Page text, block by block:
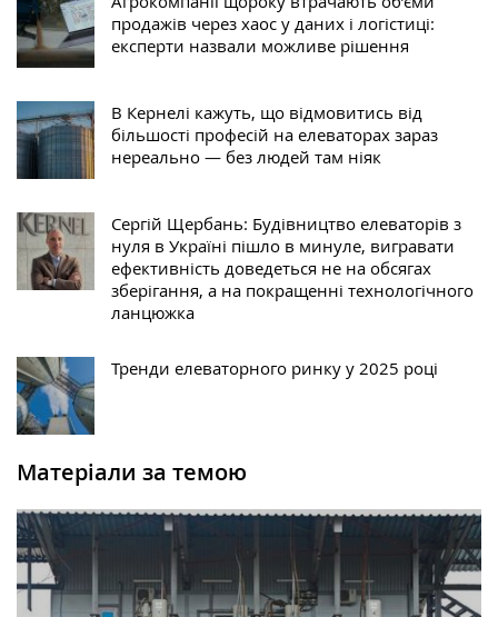
продажів через хаос у даних і логістиці:
експерти назвали можливе рішення
В Кернелі кажуть, що відмовитись від
більшості професій на елеваторах зараз
нереально — без людей там ніяк
Сергій Щербань: Будівництво елеваторів з
нуля в Україні пішло в минуле, вигравати
ефективність доведеться не на обсягах
зберігання, а на покращенні технологічного
ланцюжка
Тренди елеваторного ринку у 2025 році
Матеріали за темою